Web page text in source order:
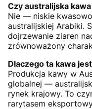
Czy australijska
Nie — niskie
australijskiej Arabiki.
dojrzewanie ziaren
zrównoważony
Dlaczego ta kawa
Produkcja kawy w
globalnej —
rynek krajowy. To
rarytasem